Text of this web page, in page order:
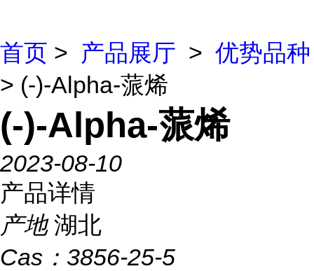
首页 > 产品展厅 > 优势品种
> (-)-Alpha-蒎烯
(-)-Alpha-蒎烯
2023-08-10
产品详情
产地 湖北
Cas： 3856-25-5